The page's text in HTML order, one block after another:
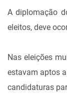
A diplomação
eleitos, deve
Nas eleições
estavam aptos
candidaturas